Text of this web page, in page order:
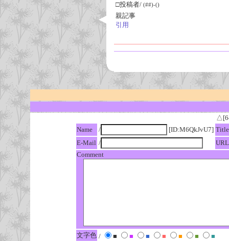
□投稿者/ (##)-()
親記事
引用
Name
/ [ID:M6QkJvU7] Title
E-Mail /
URL
Comment
文字色 / ■ ■ ■ ■ ■ ■
■